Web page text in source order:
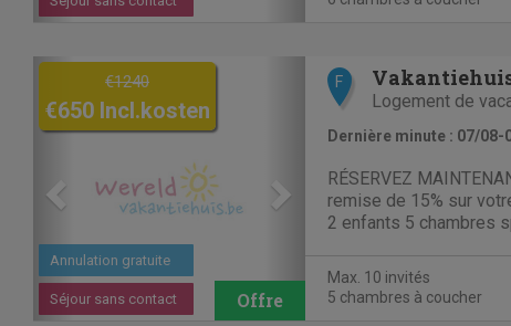
Previous Next
Séjour sans contact
Annulation gratuite
€1240
€650 Incl.kosten
F
Logement de
Dernière minute : 07/08-
RÉSERVEZ
remise de 15% sur
2 enfants 5 chambres
l'italienne) 2 toilettes
entièrement équipée
Max. 10 invités
5 chambres à coucher